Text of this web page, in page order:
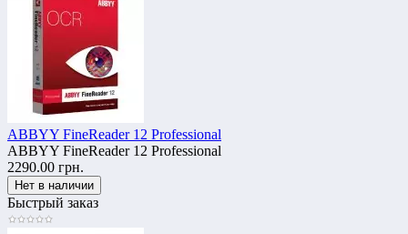
ABBYY FineReader 12 Professional
ABBYY FineReader 12 Professional
2290.00 грн.
Быстрый заказ